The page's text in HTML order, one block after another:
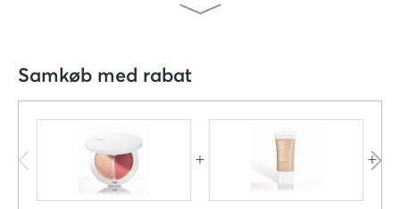
Samkøb med rabat
+ +